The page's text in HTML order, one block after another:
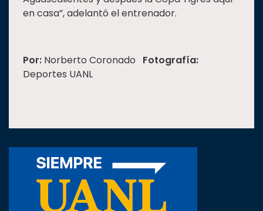
en casa”, adelantó el entrenador.
Por: Norberto Coronado Fotografía:
Deportes UANL